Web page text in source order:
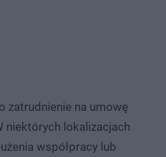
zatrudnienie na umowę
niektórych lokalizacjach
współpracy lub